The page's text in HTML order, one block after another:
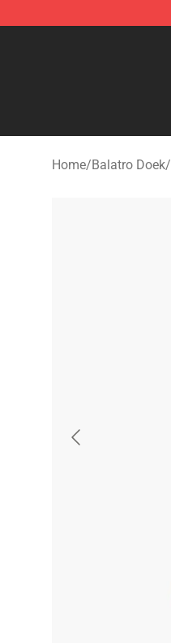
Home/Balatro Doek/